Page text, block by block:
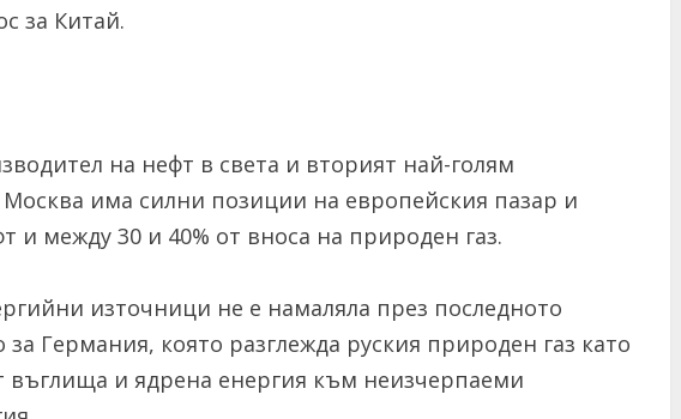
за Китай.
на нефт в света и вторият най-голям
има силни позиции на европейския пазар и
и между 30 и 40% от вноса на природен газ.
източници не е намаляла през последното
Германия, която разглежда руския природен газ като
въглища и ядрена енергия към неизчерпаеми